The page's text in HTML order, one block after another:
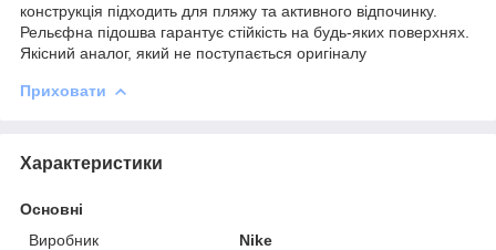
конструкція підходить для пляжу та активного відпочинку.
Рельєфна підошва гарантує стійкість на будь-яких поверхнях.
Якісний аналог, який не поступається оригіналу
Приховати
Характеристики
Основні
Виробник
Nike